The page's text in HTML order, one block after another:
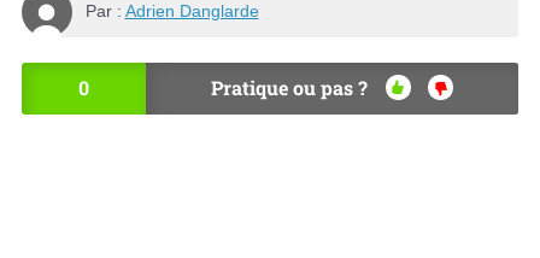
Par : Adrien Danglarde
0 Pratique ou pas ?
OU
NO